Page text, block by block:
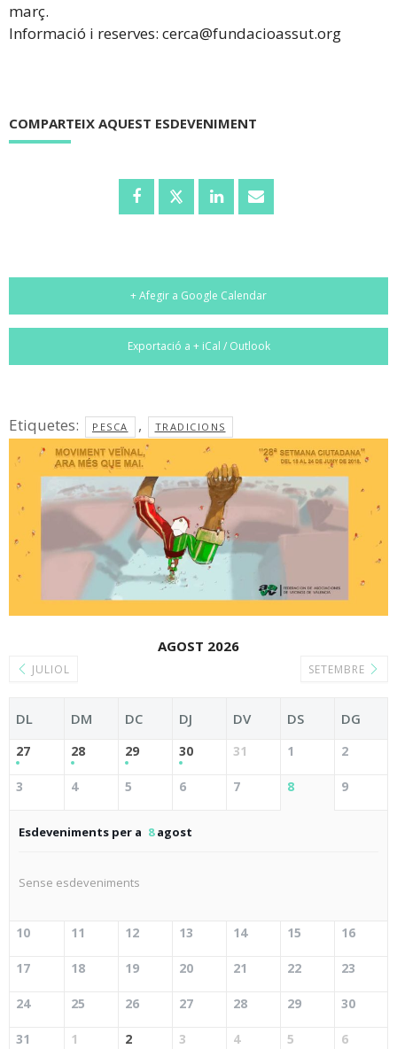
març.
Informació i reserves: cerca@fundacioassut.org
COMPARTEIX AQUEST ESDEVENIMENT
+ Afegir a Google Calendar
Exportació a + iCal / Outlook
Etiquetes: PESCA , TRADICIONS
JULIOL
AGOST 2026
SETEMBRE
DL DM DC DJ DV DS DG
27 28 29 30 31 1 2
3 4 5 6 7 8 9
Esdeveniments per a 8agost
Sense esdeveniments
10 11 12 13 14 15 16
17 18 19 20 21 22 23
24 25 26 27 28 29 30
31 1 2 3 4 5 6